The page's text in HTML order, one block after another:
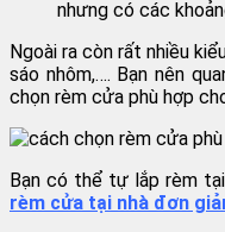
nhưng có các
Ngoài ra còn rất nhiều
sáo nhôm,…. Bạn nên
chọn rèm cửa phù hợp
Bạn có thể tự lắp rèm
rèm cửa tại nhà đơn